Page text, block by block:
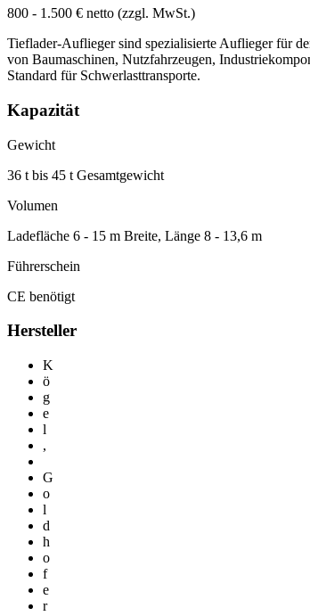
800 - 1.500 € netto (zzgl. MwSt.)
Tieflader-Auflieger sind spezialisierte Auflieger für
von Baumaschinen, Nutzfahrzeugen,
Standard für Schwerlasttransporte.
Kapazität
Gewicht
36 t bis 45 t Gesamtgewicht
Volumen
Ladefläche 6 - 15 m Breite, Länge 8 - 13,6 m
Führerschein
CE benötigt
Hersteller
K
ö
g
e
l
,
G
o
l
d
h
o
f
e
r